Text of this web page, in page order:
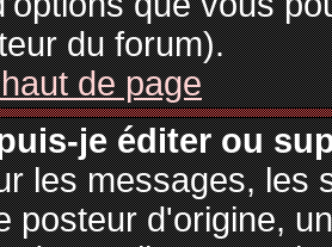
du forum).
de page
je éditer ou
les messages, les
posteur d'origine,